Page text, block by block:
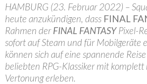
HAMBURG (23. Februar 2022) –
heute anzukündigen, dass FINAL
Rahmen derFINAL FANTASYPixel-
sofort auf Steam und für Mobilgeräte
können sich auf eine spannende
beliebten RPG-Klassiker mit
Vertonung erleben.